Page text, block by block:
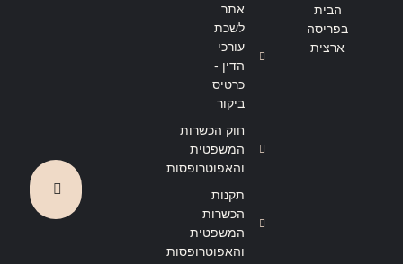
הבית
בפריסה
ארצית
אתר
לשכת
עורכי
הדין -
כרטיס
ביקור
חוק הכשרות
המשפטית
והאפוטרופסות
תקנות
הכשרות
המשפטית
והאפוטרופסות